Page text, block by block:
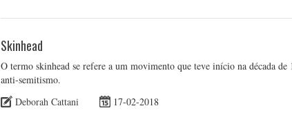
Skinhead
O termo skinhead se refere a um movimento que teve início na década
anti-semitismo.
Deborah Cattani
17-02-2018